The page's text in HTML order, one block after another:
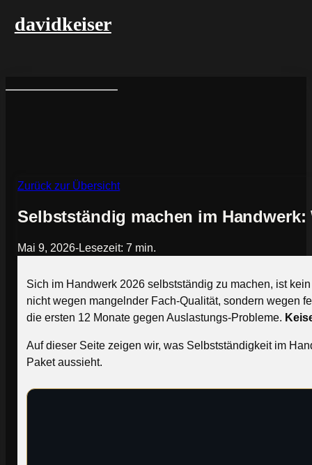
davidkeiser
Zurück zur Übersicht
Selbstständig machen im
Mai 9, 2026-Lesezeit: 7 min.
Sich im Handwerk 2026 selbstständig zu machen, ist
nicht wegen mangelnder Fach-Qualität, sondern wegen
die ersten 12 Monate gegen Auslastungs-Probleme.
Auf dieser Seite zeigen wir, was Selbstständigkeit im
Paket aussieht.